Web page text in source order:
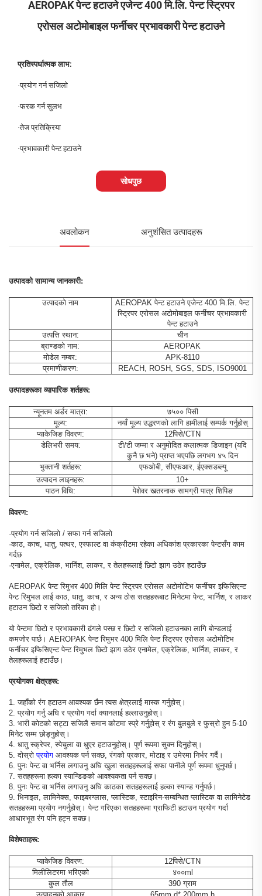
AEROPAK पेन्ट हटाउने एजेन्ट 400 मि.लि. पेन्ट स्ट्रिपर
एरोसल अटोमोबाइल फर्नीचर प्रभावकारी पेन्ट हटाउने
प्रतिस्पर्धात्मक लाभ:
·प्रयोग गर्न सजिलो
·फरक गर्न सुलभ
·तेज प्रतिक्रिया
·प्रभावकारी पेन्ट हटाउने
सोधपुछ
अवलोकन अनुशंसित उत्पादहरू
उत्पादको सामान्य जानकारी:
उत्पादको नाम
AEROPAK पेन्ट हटाउने एजेन्ट 400 मि.लि. पेन्ट
स्ट्रिपर एरोसल अटोमोबाइल फर्नीचर प्रभावकारी
पेन्ट हटाउने
उत्पत्ति स्थान:
चीन
ब्राण्डको नाम:
AEROPAK
मोडेल नम्बर:
APK-8110
प्रमाणीकरण:
REACH, ROSH, SGS, SDS, ISO9001
उत्पादहरूका व्यापारिक शर्तहरू:
न्यूनतम अर्डर मात्रा:
७५०० पिसी
मूल्य:
नयाँ मूल्य उद्धरणको लागि हामीलाई सम्पर्क गर्नुहोस्
प्याकेजिङ विवरण:
12पिसे/CTN
डेलिभरी समय:
टी/टी जम्मा र अनुमोदित कलात्मक डिजाइन (यदि
कुनै छ भने) प्राप्त भएपछि लगभग ४५ दिन
भुक्तानी शर्तहरू:
एफओबी, सीएफआर, ईएक्सडब्ल्यू
उत्पादन लाइनहरू:
10+
पाठन विधि:
पेशेवर खतरनाक सामग्री पात्र शिपिङ
विवरण:
·प्रयोग गर्न सजिलो / सफा गर्न सजिलो
·काठ, काच, धातु, पत्थर, एस्फाल्ट वा कंक्रीटमा रहेका अधिकांश प्रकारका पेन्टसँग काम
गर्दछ
·एनामेल, एक्रेलिक, भार्निश, लाकर, र तेलहरूलाई छिटो झाग उठेर हटाउँछ
AEROPAK पेन्ट रिमुभर 400 मिलि पेन्ट स्ट्रिपर एरोसल अटोमोटिभ फर्नीचर इफिसिएन्ट
पेन्ट रिमुभल लाई काठ, धातु, काच, र अन्य ठोस सतहहरूबाट मिनेटमा पेन्ट, भार्निश, र लाकर
हटाउन छिटो र सजिलो तरिका हो।
यो पेन्टमा छिटो र प्रभावकारी ढंगले पस्छ र छिटो र सजिलो हटाउनका लागि बोन्डलाई
कमजोर पार्छ। AEROPAK पेन्ट रिमुभर 400 मिलि पेन्ट स्ट्रिपर एरोसल अटोमोटिभ
फर्नीचर इफिसिएन्ट पेन्ट रिमुभल छिटो झाग उठेर एनामेल, एक्रेलिक, भार्निश, लाकर, र
तेलहरूलाई हटाउँछ।
प्रयोगका क्षेत्रहरू:
1. जहाँको रंग हटाउन आवश्यक छैन त्यस क्षेत्रलाई मास्क गर्नुहोस्।
2. प्रयोग गर्नु अघि र प्रयोग गर्दा क्यानलाई हल्लाउनुहोस्।
3. भारी कोटको सट्टा सजिलै समान कोटमा स्प्रे गर्नुहोस् र रंग बुलबुले र फुस्रो हुन 5-10
मिनेट सम्म छोड्नुहोस्।
4. धातु स्क्रेपर, स्पेचुला वा धुएर हटाउनुहोस्। पूर्ण रूपमा सुक्न दिनुहोस्।
5. दोस्रोप्रयोग आवश्यक पर्न सक्छ, रंगको प्रकार, मोटाइ र उमेरमा निर्भर गर्दै।
6. पुनः पेन्ट वा भर्निस लगाउनु अघि खुला सतहहरूलाई सफा पानीले पूर्ण रूपमा धुनुपर्छ।
7. सतहहरूमा हल्का स्यान्डिङको आवश्यकता पर्न सक्छ।
8. पुनः पेन्ट वा भर्निस लगाउनु अघि काठका सतहहरूलाई हल्का स्यान्ड गर्नुपर्छ।
9. भिनाइल, लामिनेक्स, फाइबरग्लास, प्लास्टिक, स्टाइरिन-सम्बन्धित प्लास्टिक वा लामिनेटेड
सतहहरूमा प्रयोग नगर्नुहोस्। पेन्ट गरिएका सतहहरूमा ग्राफिटी हटाउन प्रयोग गर्दा
आधारभूत रंग पनि हट्न सक्छ।
विशेषताहरू:
प्याकेजिङ विवरण:
12पिसे/CTN
मिलीलिटरमा भरिएको
४००ml
कुल तौल
390 ग्राम